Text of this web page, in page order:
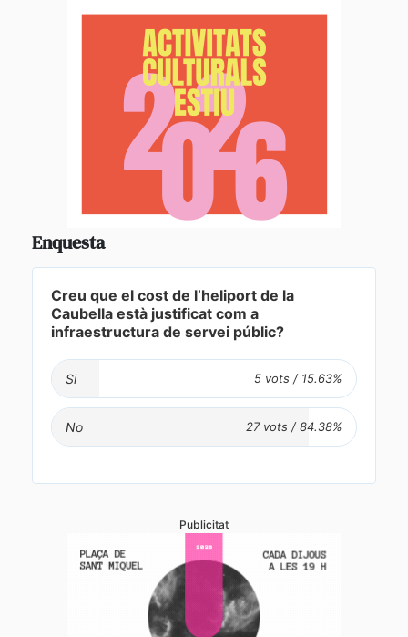
Enquesta
Creu que el cost de l’heliport de la
Caubella està justificat com a
infraestructura de servei públic?
Si
No
Publicitat